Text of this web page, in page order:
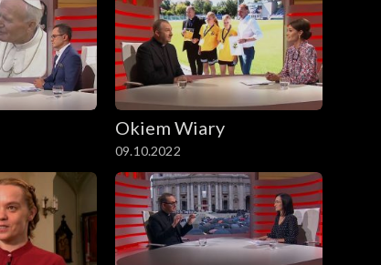
Okiem Wiary
09.10.2022